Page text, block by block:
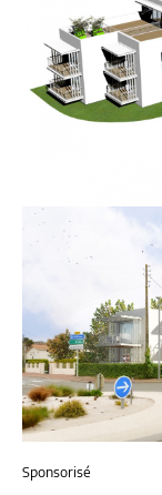
Sponsorisé